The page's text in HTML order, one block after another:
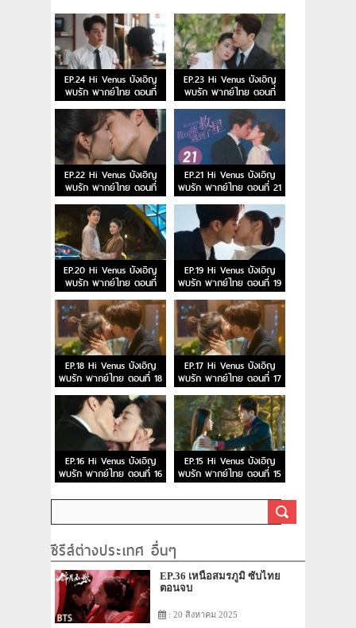
EP.24 Hi Venus บังเอิญ
พบรัก พากย์ไทย ตอนที่
24
EP.23 Hi Venus บังเอิญ
พบรัก พากย์ไทย ตอนที่
23
EP.22 Hi Venus บังเอิญ
พบรัก พากย์ไทย ตอนที่
22
EP.21 Hi Venus บังเอิญ
พบรัก พากย์ไทย ตอนที่ 21
EP.20 Hi Venus บังเอิญ
พบรัก พากย์ไทย ตอนที่
20
EP.19 Hi Venus บังเอิญ
พบรัก พากย์ไทย ตอนที่ 19
EP.18 Hi Venus บังเอิญ
พบรัก พากย์ไทย ตอนที่ 18
EP.17 Hi Venus บังเอิญ
พบรัก พากย์ไทย ตอนที่ 17
EP.16 Hi Venus บังเอิญ
พบรัก พากย์ไทย ตอนที่ 16
EP.15 Hi Venus บังเอิญ
พบรัก พากย์ไทย ตอนที่ 15
ซีรีส์ต่างประเทศ อื่นๆ
EP.36 เหนือสมรภูมิ ซับไทย
ตอนจบ
: 20 สิงหาคม 2025